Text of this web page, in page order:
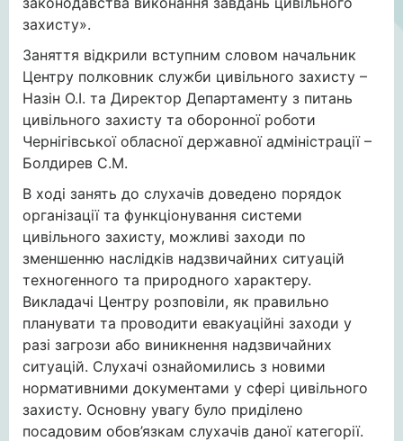
захисту».
Заняття відкрили вступним словом начальник
Центру полковник служби цивільного захисту –
Назін О.І. та Директор Департаменту з питань
цивільного захисту та оборонної роботи
Чернігівської обласної державної адміністрації –
Болдирев С.М.
В ході занять до слухачів доведено порядок
організації та функціонування системи
цивільного захисту, можливі заходи по
зменшенню наслідків надзвичайних ситуацій
техногенного та природного характеру.
Викладачі Центру розповіли, як правильно
планувати та проводити евакуаційні заходи у
разі загрози або виникнення надзвичайних
ситуацій. Слухачі ознайомились з новими
нормативними документами у сфері цивільного
захисту. Основну увагу було приділено
посадовим обов’язкам слухачів даної категорії.